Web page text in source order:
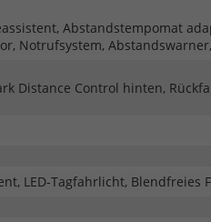
Abstandstempomat
Notrufsystem,
Distance Control hinten,
LED-Tagfahrlicht, Blendfreies